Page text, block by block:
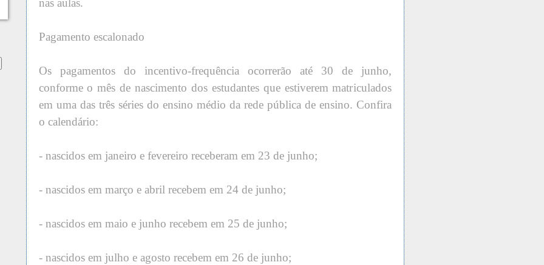
nas aulas.
Pagamento escalonado
Os pagamentos do incentivo-frequência ocorrerão até 30 de junho,
conforme o mês de nascimento dos estudantes que estiverem matriculados
em uma das três séries do ensino médio da rede pública de ensino. Confira
o calendário:
- nascidos em janeiro e fevereiro receberam em 23 de junho;
- nascidos em março e abril recebem em 24 de junho;
- nascidos em maio e junho recebem em 25 de junho;
- nascidos em julho e agosto recebem em 26 de junho;